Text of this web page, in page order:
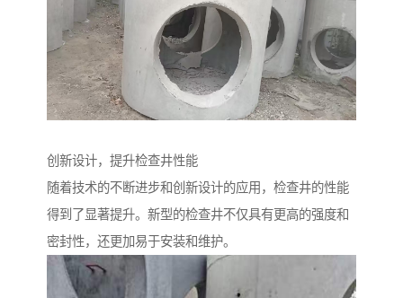
创新设计，提升检查井性能
随着技术的不断进步和创新设计的应用，检查井的性能
得到了显著提升。新型的检查井不仅具有更高的强度和
密封性，还更加易于安装和维护。